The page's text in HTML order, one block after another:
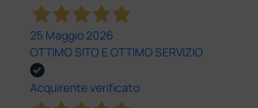
25 Maggio 2026
OTTIMO SITO E OTTIMO SERVIZIO
Acquirente verificato